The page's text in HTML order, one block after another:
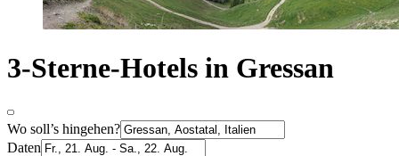
3-Sterne-Hotels in Gressan
Wo soll’s hingehen?
Daten